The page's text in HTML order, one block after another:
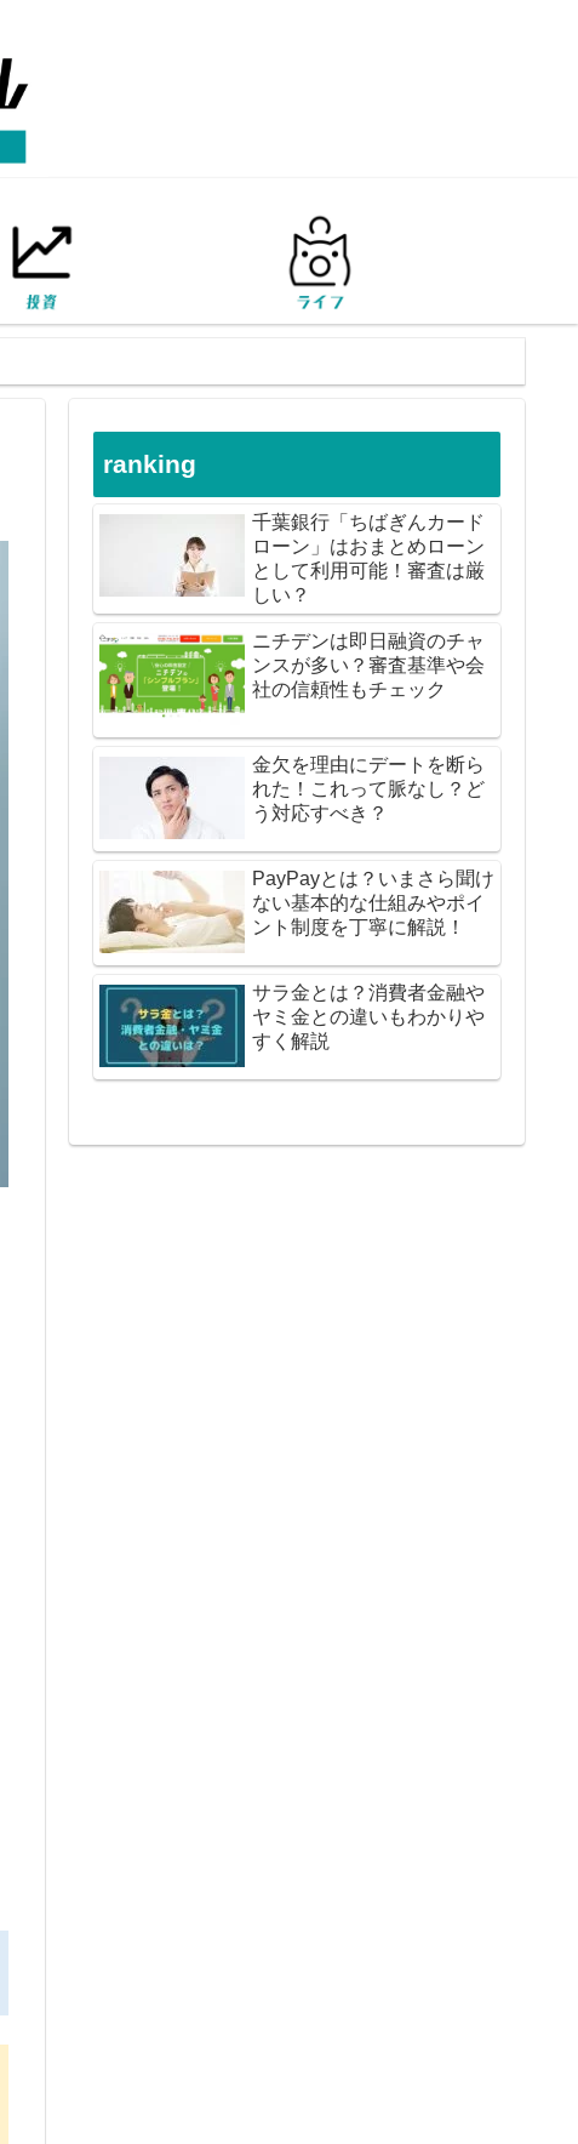
ranking
千葉銀行「ちばぎんカード
ローン」はおまとめローン
として利用可能！審査は厳
しい？
ニチデンは即日融資のチャ
ンスが多い？審査基準や会
社の信頼性もチェック
金欠を理由にデートを断ら
れた！これって脈なし？ど
う対応すべき？
PayPayとは？いまさら聞け
ない基本的な仕組みやポイ
ント制度を丁寧に解説！
サラ金とは？消費者金融や
ヤミ金との違いもわかりや
すく解説